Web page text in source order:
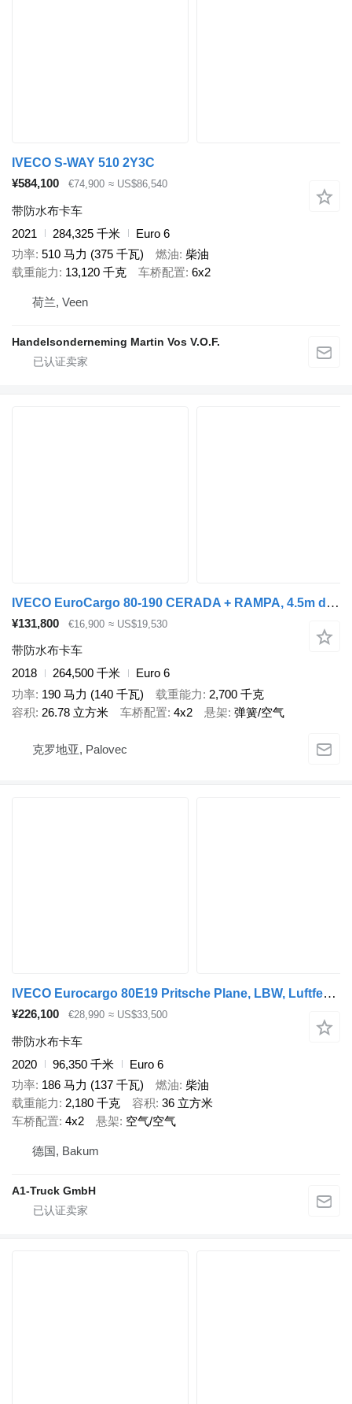
IVECO S-WAY 510 2Y3C
¥584,100
€74,900 ≈ US$86,540
带防水布卡车
2021
284,325 千米
Euro 6
功率 510 马力 (375 千瓦) 燃油 柴油
载重能力
13,120 千克 车桥配置 6x2
荷兰, Veen
Handelsonderneming Martin Vos V.O.F.
IVECO EuroCargo 80-190 CERADA + RAMPA, 4.5m dužina sanduka
¥131,800 €16,900 ≈ US$19,530
带防水布卡车
2018
264,500 千米
Euro 6
功率 190 马力 (140 千瓦) 载重能力
2,700 千克
容积 26.78 立方米 车桥配置 4x2 悬架 弹簧/空气
克罗地亚, Palovec
IVECO Eurocargo 80E19 Pritsche Plane, LBW, Luftfederung
¥226,100 €28,990 ≈ US$33,500
带防水布卡车
2020
96,350 千米
Euro 6
功率 186 马力 (137 千瓦) 燃油 柴油
载重能力
2,180 千克 容积 36 立方米
车桥配置 4x2 悬架 空气/空气
德国, Bakum
A1-Truck GmbH